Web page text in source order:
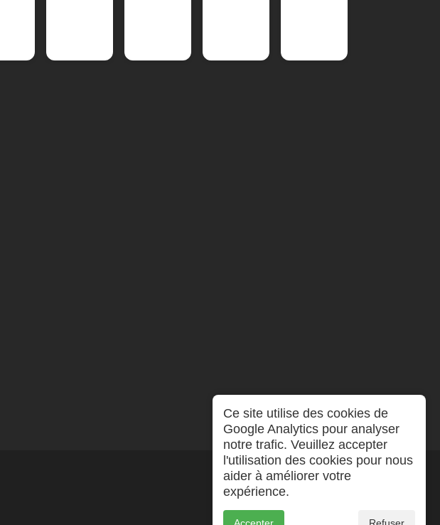
Ce site utilise des cookies de
Google Analytics pour analyser
notre trafic. Veuillez accepter
l'utilisation des cookies pour nous
aider à améliorer votre
expérience.